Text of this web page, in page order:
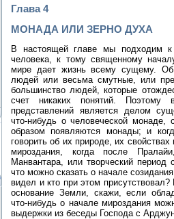
Глава 4
МОНАДА ИЛИ ЗЕРНО ДУХА
В настоящей главе мы подходим к
человека, к тому священному
мире дает жизнь всему сущему.
людей или весьма смутные, или
большинство людей, которые
счет никаких понятий. Поэтому
представлений является делом
что‑нибудь о человеческой
образом появляются монады; и
говорить об их природе, их
мироздания, когда после
Манвантара, или творческий
что можно сказать о начале
видел и кто при этом
основание Земли, скажи, если
что‑нибудь о начале мироздания
выдержки из беседы Господа с